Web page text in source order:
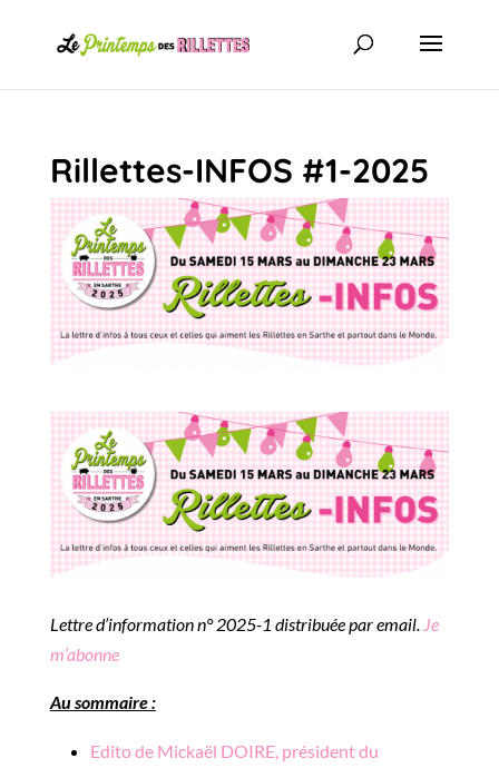
Rillettes-INFOS #1-2025
Lettre d’information n° 2025-1 distribuée par email. Je
m’abonne
Au sommaire :
Edito de Mickaël DOIRE, président du